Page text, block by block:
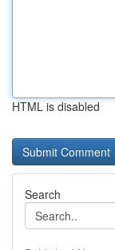
HTML is disabled
Search